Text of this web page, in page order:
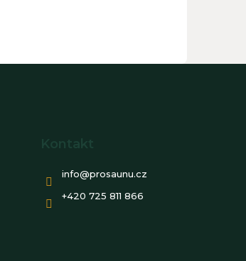
Kontakt
info@prosaunu.cz
+420 725 811 866